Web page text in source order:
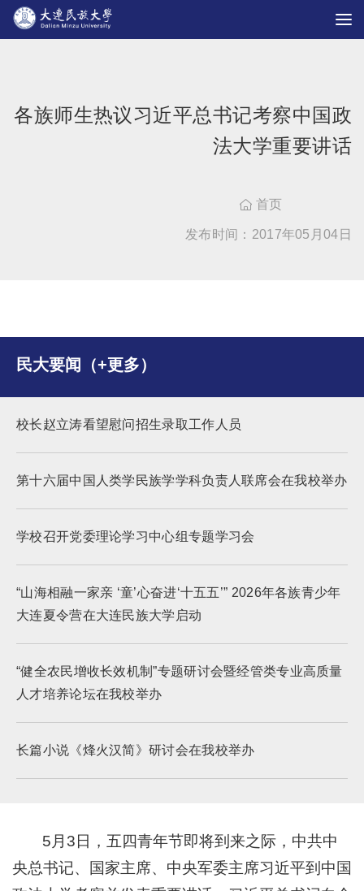
各族师生热议习近平总书记考察中国政
法大学重要讲话
 首页
发布时间：2017年05月04日
民大要闻（+更多）
校长赵立涛看望慰问招生录取工作人员
第十六届中国人类学民族学学科负责人联席会在我校举办
学校召开党委理论学习中心组专题学习会
“山海相融一家亲 ‘童’心奋进‘十五五’” 2026年各族青少年
大连夏令营在大连民族大学启动
“健全农民增收长效机制”专题研讨会暨经管类专业高质量
人才培养论坛在我校举办
长篇小说《烽火汉简》研讨会在我校举办
5月3日，五四青年节即将到来之际，中共中
央总书记、国家主席、中央军委主席习近平到中国